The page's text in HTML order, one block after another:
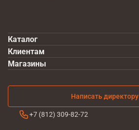
Каталог
Клиентам
Написать директору
+7 (812) 309-82-72
Магазины